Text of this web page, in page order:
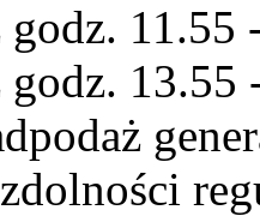
11.55
13.55